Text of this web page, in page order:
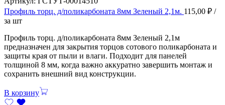
Профиль торц. д/поликарбоната 8мм Зеленый 2,1м. 115,00 ₽ /
за шт
Профиль торц. д/поликарбоната 8мм Зеленый 2,1м
предназначен для закрытия торцов сотового поликарбоната и
защиты края от пыли и влаги. Подходит для панелей
толщиной 8 мм, когда важно аккуратно завершить монтаж и
сохранить внешний вид конструкции.
В корзину